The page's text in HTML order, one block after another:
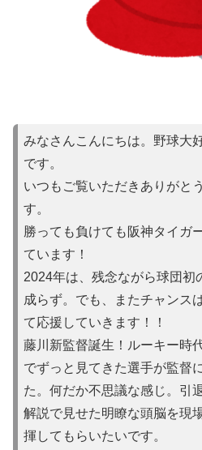
みなさんこんにちは。野球大
です。
いつもご覧いただきありがと
す。
勝っても負けても阪神タイガ
ています！
2024年は、残念ながら球団初
成らず。でも、またチャンス
て応援していきます！！
藤川新監督誕生！ルーキー時
でずっと見てきた選手が監督
た。何だか不思議な感じ。引
解説で見せた明瞭な頭脳を現
揮してもらいたいです。